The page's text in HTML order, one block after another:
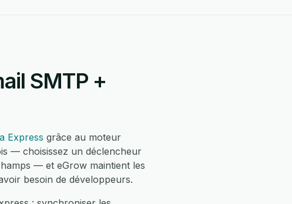
SMTP +
Express grâce au moteur
— choisissez un déclencheur
— et eGrow maintient les
besoin de développeurs.